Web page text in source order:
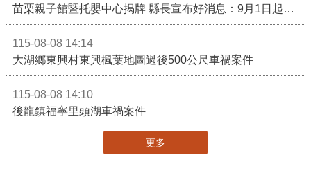
苗栗親子館暨托嬰中心揭牌 縣長宣布好消息：9月1日起調降臨時托嬰費用
115-08-08 14:14
大湖鄉東興村東興楓葉地圖過後500公尺車禍案件
115-08-08 14:10
後龍鎮福寧里頭湖車禍案件
更多